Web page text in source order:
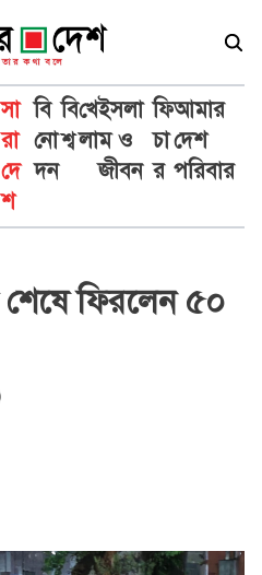
সা
রা
দে
শ
বি
নো
দন
বি
শ্ব
খে
লা
ইসলা
ম ও
জীবন
ফি
চা
র
আমার
দেশ
পরিবার
ফিরলেন ৫০